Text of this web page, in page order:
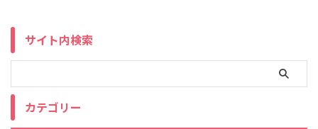
サイト内検索
カテゴリー